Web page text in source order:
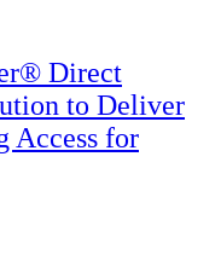
Direct
to Deliver
Access for